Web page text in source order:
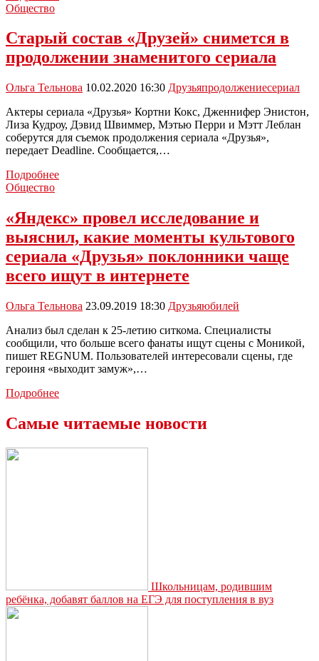
отложили
съемки
«Друзей»
за
вируса
Общество
Старый состав «Друзей» снимется в
продолжении знаменитого сериала
Ольга Тельнова 10.02.2020 16:30 Друзьяпродолжениесериал
Актеры сериала «Друзья» Кортни Кокс, Дженнифер Энистон,
Лиза Кудроу, Дэвид Швиммер, Мэтью Перри и Мэтт Леблан
соберутся для съемок продолжения сериала «Друзья»,
передает Deadline. Сообщается,…
ПодробнееСтарый
в
продолжении
знаменитого
сериала
Общество
«Яндекс» провел исследование и
выяснил, какие моменты культового
сериала «Друзья» поклонники чаще
всего ищут в интернете
Ольга Тельнова 23.09.2019 18:30 Друзьяюбилей
Анализ был сделан к 25-летию ситкома. Специалисты
сообщили, что больше всего фанаты ищут сцены с Моникой,
пишет REGNUM. Пользователей интересовали сцены, где
героиня «выходит замуж»,…
Подробнее«Яндекс»
Самые читаемые новости
Школьницам, родившим
ребёнка, добавят баллов на ЕГЭ для поступления в вуз